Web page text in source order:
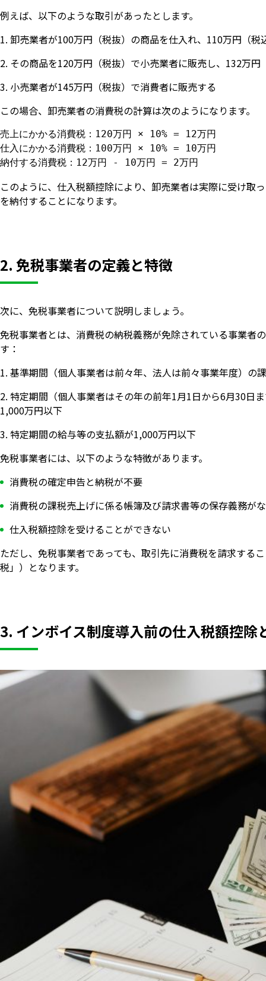
例えば、以下のような取引があったとします。
卸売業者が100万円（税抜）の商品を仕入れ、110万円（税
その商品を120万円（税抜）で小売業者に販売し、132万円
小売業者が145万円（税抜）で消費者に販売する
この場合、卸売業者の消費税の計算は次のようになります。
売上にかかる消費税：120万円 × 10% = 12万円
仕入にかかる消費税：100万円 × 10% = 10万円
納付する消費税：12万円 - 10万円 = 2万円
このように、仕入税額控除により、卸売業者は実際に受け取
を納付することになります。
2. 免税事業者の定義と特徴
次に、免税事業者について説明しましょう。
免税事業者とは、消費税の納税義務が免除されている事業者
す：
基準期間（個人事業者は前々年、法人は前々事業年度）の
特定期間（個人事業者はその年の前年1月1日から6月30日
1,000万円以下
特定期間の給与等の支払額が1,000万円以下
免税事業者には、以下のような特徴があります。
消費税の確定申告と納税が不要
消費税の課税売上げに係る帳簿及び請求書等の保存義務が
仕入税額控除を受けることができない
ただし、免税事業者であっても、取引先に消費税を請求する
税」）となります。
3. インボイス制度導入前の仕入税額控除